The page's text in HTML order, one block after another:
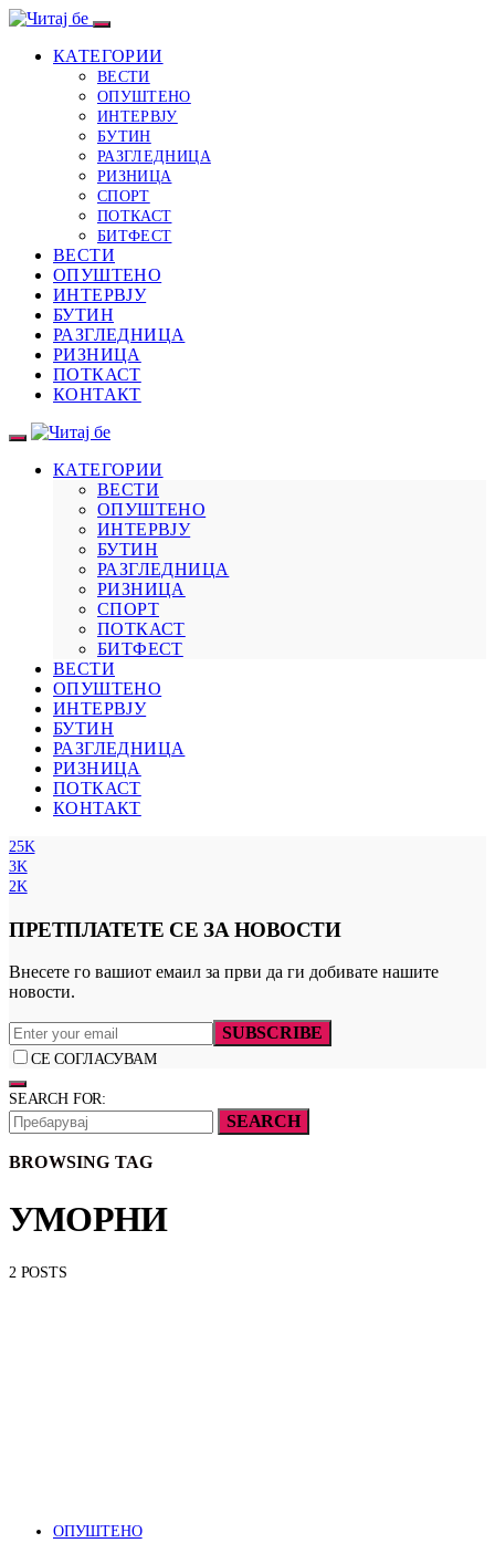
КАТЕГОРИИ
ВЕСТИ
ОПУШТЕНО
ИНТЕРВЈУ
БУТИН
РАЗГЛЕДНИЦА
РИЗНИЦА
СПОРТ
ПОТКАСТ
БИТФЕСТ
ВЕСТИ
ОПУШТЕНО
ИНТЕРВЈУ
БУТИН
РАЗГЛЕДНИЦА
РИЗНИЦА
ПОТКАСТ
КОНТАКТ
КАТЕГОРИИ
ВЕСТИ
ОПУШТЕНО
ИНТЕРВЈУ
БУТИН
РАЗГЛЕДНИЦА
РИЗНИЦА
СПОРТ
ПОТКАСТ
БИТФЕСТ
ВЕСТИ
ОПУШТЕНО
ИНТЕРВЈУ
БУТИН
РАЗГЛЕДНИЦА
РИЗНИЦА
ПОТКАСТ
КОНТАКТ
25K
3K
2K
ПРЕТПЛАТЕТЕ СЕ ЗА НОВОСТИ
Внесете го вашиот емаил за први да ги добивате нашите
новости.
SUBSCRIBE
СЕ СОГЛАСУВАМ
SEARCH FOR:
SEARCH
BROWSING TAG
УМОРНИ
2 POSTS
ОПУШТЕНО